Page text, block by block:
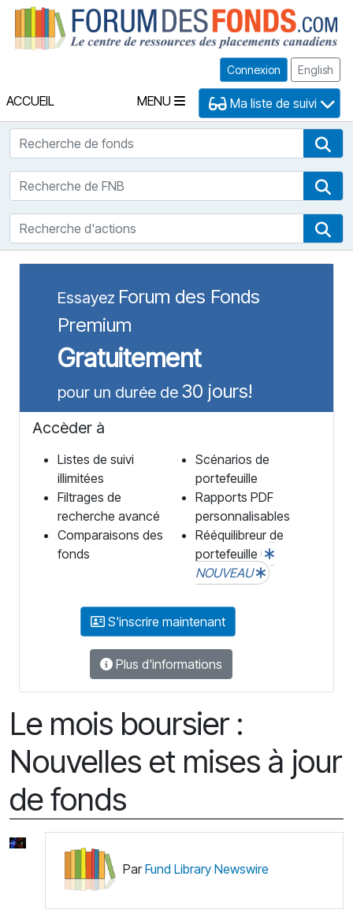
Connexion English
ACCUEIL MENU Ma liste de suivi
Recherche de fonds
Recherche de FNB
Recherche d'actions
Essayez Forum des Fonds
Premium
Gratuitement
pour un durée de 30 jours!
Accèder à
Listes de suivi
illimitées
Filtrages de
recherche avancé
Comparaisons des
fonds
Scénarios de
portefeuille
Rapports PDF
personnalisables
Rééquilibreur de
portefeuille
NOUVEAU
S'inscrire maintenant
Plus d'informations
Le mois boursier :
Nouvelles et mises à jour
de fonds
ParFund Library Newswire